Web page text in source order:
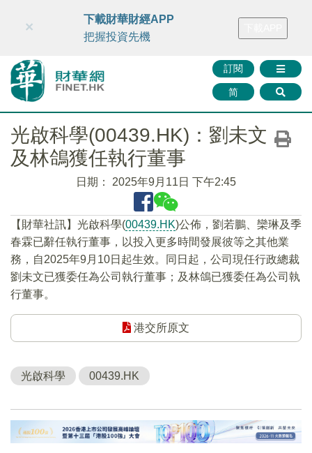
財華智庫網 FINTV FINMETA 財華證券 媒體矩陣
訂閱
简
×
下載財華財經APP
把握投資先機
光啟科學(00439.HK)：劉未文
及林鴿獲任執行董事
日期： 2025年9月11日 下午2:45
【財華社訊】光啟科學(00439.HK)公佈，劉若鵬、欒琳及季
春霖已辭任執行董事，以投入更多時間發展彼等之其他業
務，自2025年9月10日起生效。同日起，公司現任行政總裁
劉未文已獲委任為公司執行董事；及林鴿已獲委任為公司執
行董事。
港交所原文
光啟科學 00439.HK